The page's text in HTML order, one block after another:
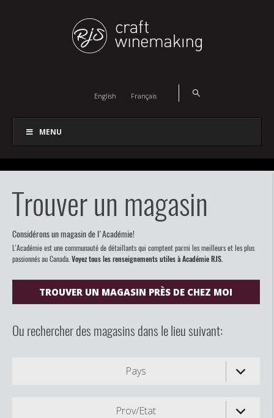
English Français
MENU
Trouver un magasin
Considérons un magasin de l'Académie!
L’Académie est une communauté de détaillants qui comptent parmi les meilleurs et les plus
passionnés au Canada. Voyez tous les renseignements utiles à Académie RJS.
TROUVER UN MAGASIN PRÈS DE CHEZ MOI
Ou rechercher des magasins dans le lieu suivant:
Pays
Prov/Etat